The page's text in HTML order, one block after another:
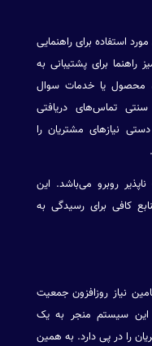
استفاده برای راهنمایی
راهنما برای پشتیبانی به
محصول یا خدمات سوال
تماس‌های دریافتی
نیازهای مشتریان را
روبرو می‌باشد. این
کافی برای رسیدگی به
نیاز روزافزون جمعیت
این سیستم منجر به یک
را در پی دارد. به همین